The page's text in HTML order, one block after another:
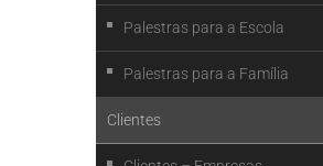
Palestras para a Escola
Palestras para a Família
Clientes